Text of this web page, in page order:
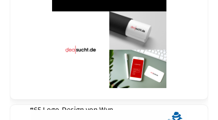
#65 Logo-Design von Wyn